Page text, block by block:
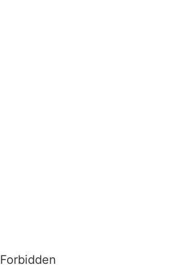
Forbidden